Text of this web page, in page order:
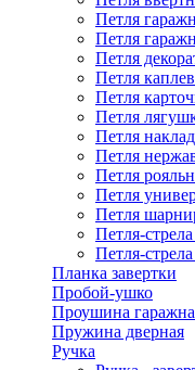
Петля
Петля
Петля
Петля
Петля
Петля
Петля
Петля
Петля
Петля
Петля
Петля-стрела
Петля-
Планка завертки
Пробой-ушко
Проушина
Пружина дверная
Ручка